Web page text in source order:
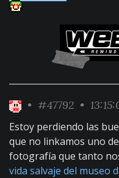
• #47792 •
Estoy perdiendo las
que no linkamos uno
fotografía que tanto
vida salvaje del museo